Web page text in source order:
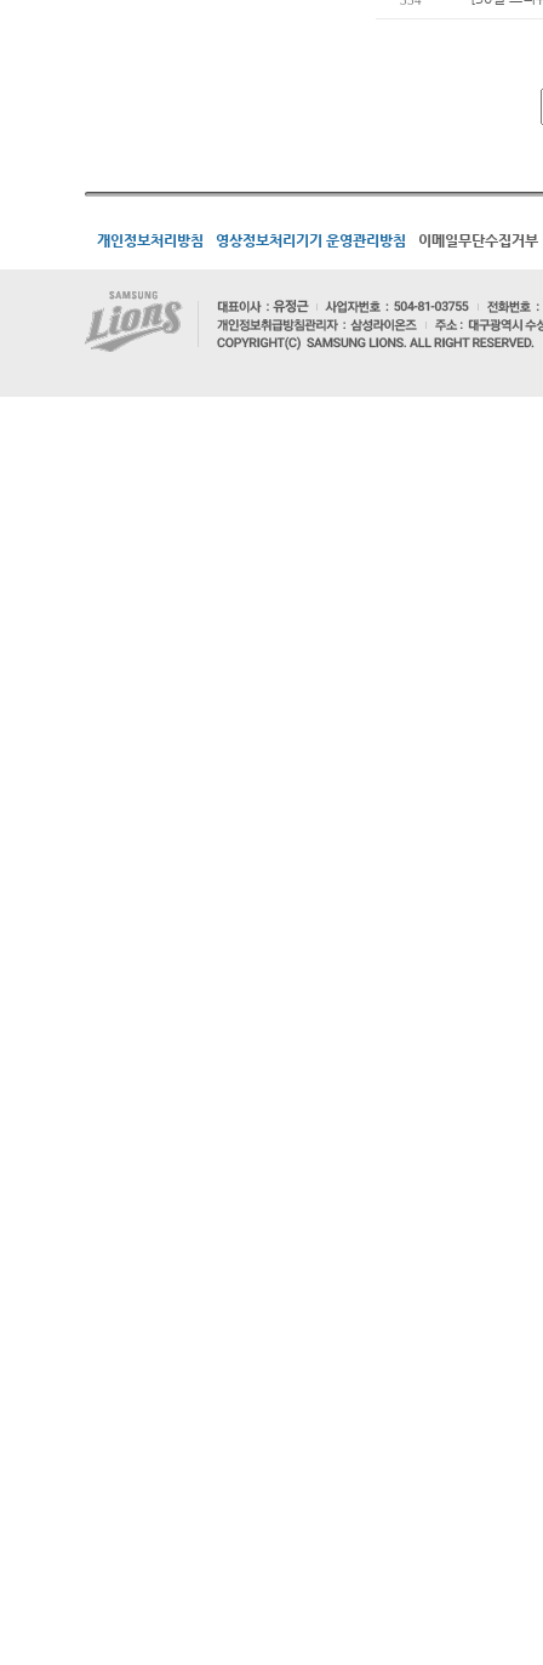
개인정보처리방침 영상정보처리기기 운영관리방침 이메일무단수집거부